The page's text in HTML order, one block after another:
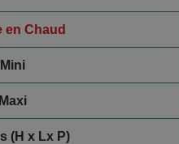
en Chaud
(H x Lx P)